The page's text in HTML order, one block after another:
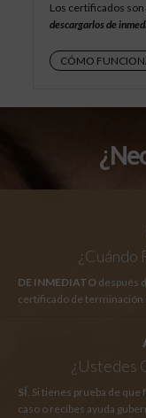
Los certificados
descargarlos de
CÓMO
¿Cuándo
DE INMEDIATO después
certificado de terminación
¿Ustedes
SÍ. Si tienes prueba de
caso o recibes ayuda